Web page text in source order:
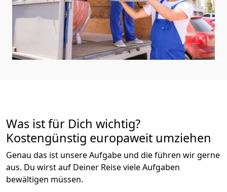
Was ist für Dich wichtig?
Kostengünstig europaweit umziehen
Genau das ist unsere Aufgabe und die führen wir gerne
aus. Du wirst auf Deiner Reise viele Aufgaben
bewältigen müssen.